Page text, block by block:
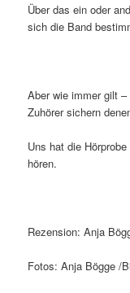
Über das ein oder
sich die Band
Aber wie immer gilt
Zuhörer sichern
Uns hat die
hören.
Rezension: Anja
Fotos: Anja Bögge /